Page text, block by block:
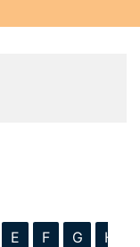
E F G H